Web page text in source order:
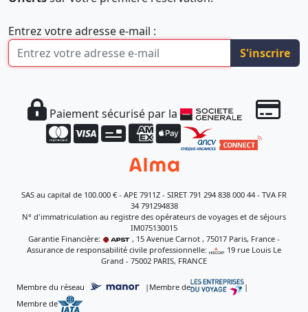
Entrez votre adresse e-mail :
S'inscrire
Paiement sécurisé par la
SAS au capital de 100.000 € - APE 7911Z - SIRET 791 294 838 000 44 - TVA FR
34 791294838
N° d'immatriculation au registre des opérateurs de voyages et de séjours
IM075130015
Garantie Financière:
, 15 Avenue Carnot , 75017 Paris, France -
Assurance de responsabilité civile professionnelle:
, 19 rue Louis Le
Grand - 75002 PARIS, FRANCE
Membre du réseau | Membre de
|
Membre de